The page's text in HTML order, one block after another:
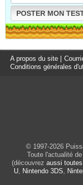
POSTER MON
A propos du site
Conditions générales
© 1997-2026
Toute l'actualité
(découvrez aussi
U, Nintendo 3DS,